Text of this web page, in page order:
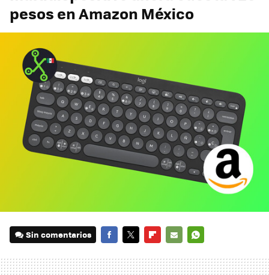
pesos en Amazon México
Sin comentarios
MAIL